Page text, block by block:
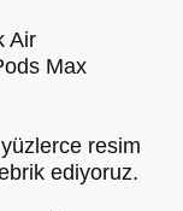
Air
Max
resim
ediyoruz.